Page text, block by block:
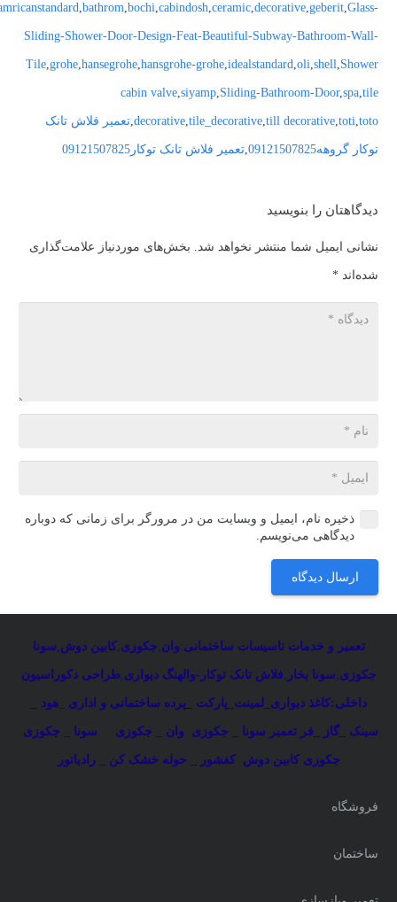
,bathrom,bochi,cabindosh,ceramic,decorative,geberit,Glass-
Sliding-Shower-Door-Design-Feat-Beautiful-Subway-Bathroom-Wall-
Tile,grohe,hansegrohe,hansgrohe-grohe,idealstandard,oli,shell,Shower
cabin valve,siyamp,Sliding-Bathroom-Door,spa,tile
decorative,tile_decorative,till decorative,toti,toto
,تعمیر فلاش تانک
توکار گروهه09121507825 ,تعمیر فلاش تانک توکار09121507825
دیدگاهتان را بنویسید
نشانی ایمیل شما منتشر نخواهد شد. بخش‌های موردنیاز علامت‌گذاری
شده‌اند *
ذخیره نام، ایمیل و وبسایت من در مرورگر برای زمانی که دوباره
دیدگاهی می‌نویسم.
ارسال دیدگاه
تعمیر و خدمات تاسیسات ساختمانی:وان,جکوزی,کابین دوش,سونا
جکوزی,سونا بخار ,فلاش تانک توکار-والهنگ دیواری,طراحی دکوراسیون
داخلی:کاغذ دیواری_لمینت_پارکت _پرده ساختمانی و اداری _هود _
سینک _گاز _فر تعمیر سونا _ جکوزی وان _ جکوزی سونا _ جکوزی
جکوزی کابین دوش کفشور _ حوله خشک کن _ رادیاتور
فروشگاه
ساختمان